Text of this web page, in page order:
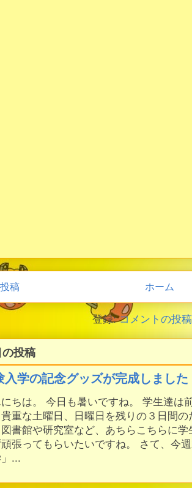
稿 ホーム
登録:コメントの投
投稿
入学の記念グッズが完成しました
にちは。 今日も暑いですね。 学生達は
重な土曜日、日曜日を残りの３日間
書館や研究室など、あちらこちらに
張ってもらいたいですね。 さて、今
...